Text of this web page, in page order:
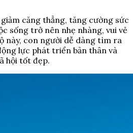
căng thẳng, tăng cường sức
sống trở nên nhẹ nhàng, vui vẻ
này, con người dễ dàng tìm ra
lực phát triển bản thân và
hội tốt đẹp.